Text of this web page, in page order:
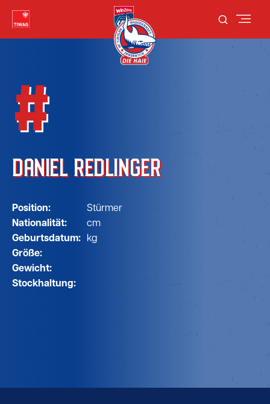
Position:
Nationalität:
Geburtsdatum:
Größe:
Gewicht:
Stockhaltung:
Stürmer
cm
kg
#
DANIEL REDLINGER